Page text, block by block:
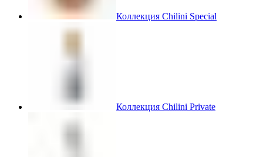
Коллекция Chilini Special
Коллекция Chilini Private